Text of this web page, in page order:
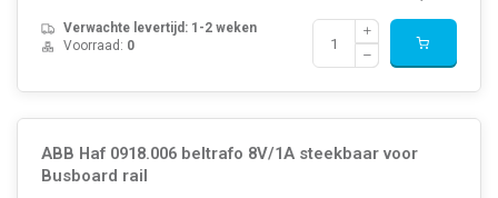
Verwachte levertijd: 1-2 weken
Voorraad: 0
ABB Haf 0918.006 beltrafo 8V/1A steekbaar voor
Busboard rail